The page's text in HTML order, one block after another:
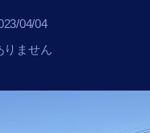
04/04
りません